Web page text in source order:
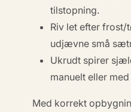
tilstopning.
Riv let efter
udjævne små
Ukrudt spirer
manuelt eller
Med korrekt